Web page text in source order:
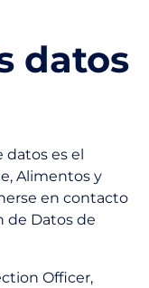
datos
es el
Alimentos y
en contacto
de Datos de
Officer,